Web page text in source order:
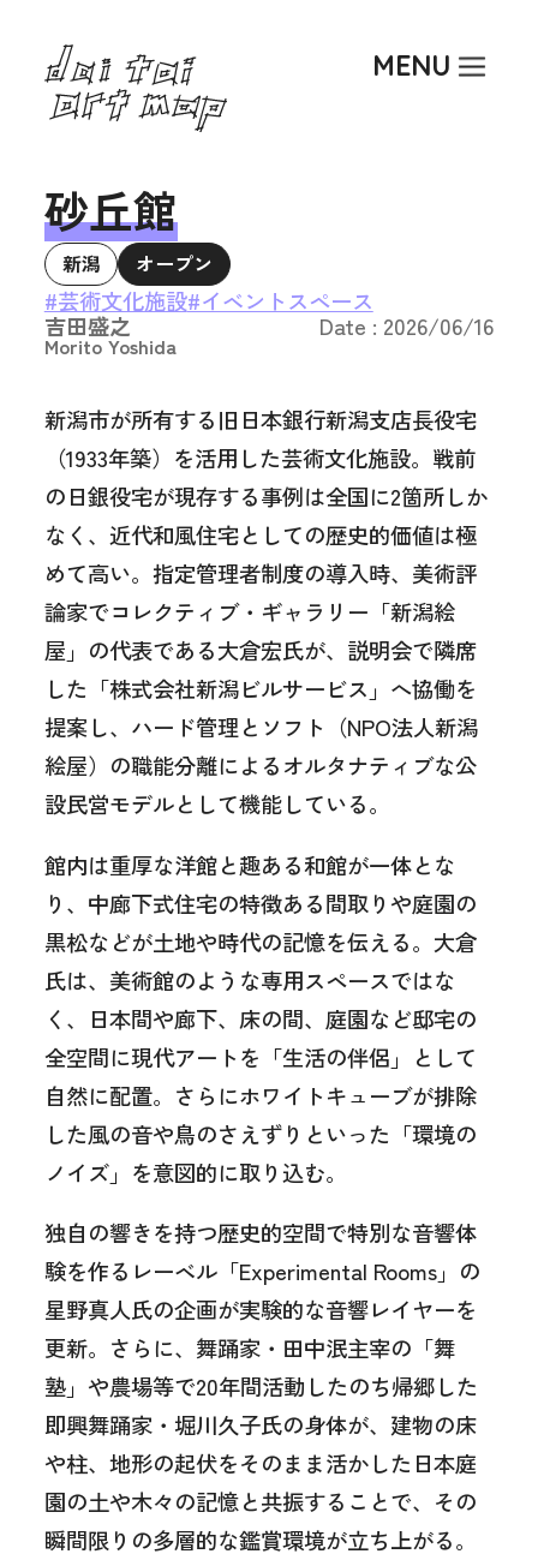
MENU
Top
About
Researcher
Article
Event
砂丘館
新潟 オープン
#芸術文化施設#イベントスペース
吉田盛之
Morito Yoshida
Date : 2026/06/16
新潟市が所有する旧日本銀行新潟支店長役宅
（1933年築）を活用した芸術文化施設。戦前
の日銀役宅が現存する事例は全国に2箇所しか
なく、近代和風住宅としての歴史的価値は極
めて高い。指定管理者制度の導入時、美術評
論家でコレクティブ・ギャラリー「新潟絵
屋」の代表である大倉宏氏が、説明会で隣席
した「株式会社新潟ビルサービス」へ協働を
提案し、ハード管理とソフト（NPO法人新潟
絵屋）の職能分離によるオルタナティブな公
設民営モデルとして機能している。
館内は重厚な洋館と趣ある和館が一体とな
り、中廊下式住宅の特徴ある間取りや庭園の
黒松などが土地や時代の記憶を伝える。大倉
氏は、美術館のような専用スペースではな
く、日本間や廊下、床の間、庭園など邸宅の
全空間に現代アートを「生活の伴侶」として
自然に配置。さらにホワイトキューブが排除
した風の音や鳥のさえずりといった「環境の
ノイズ」を意図的に取り込む。
独自の響きを持つ歴史的空間で特別な音響体
験を作るレーベル「Experimental Rooms」の
星野真人氏の企画が実験的な音響レイヤーを
更新。さらに、舞踊家・田中泯主宰の「舞
塾」や農場等で20年間活動したのち帰郷した
即興舞踊家・堀川久子氏の身体が、建物の床
や柱、地形の起伏をそのまま活かした日本庭
園の土や木々の記憶と共振することで、その
瞬間限りの多層的な鑑賞環境が立ち上がる。